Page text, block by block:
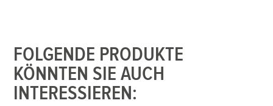
FOLGENDE PRODUKTE
KÖNNTEN SIE AUCH
INTERESSIEREN: